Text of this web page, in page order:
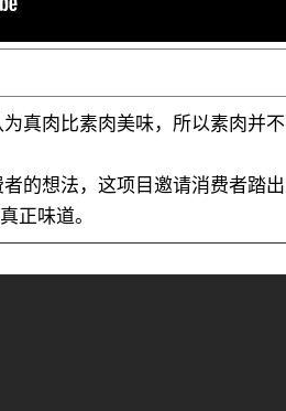
真肉比素肉美味，所以素肉并不
的想法，这项目邀请消费者踏出
正味道。